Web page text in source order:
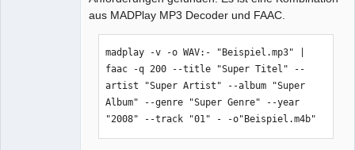
aus MADPlay MP3 Decoder und FAAC.
madplay -v -o WAV:- "Beispiel.mp3" |
faac -q 200 --title "Super Titel" --
artist "Super Artist" --album "Super
Album" --genre "Super Genre" --year
"2008" --track "01" - -o"Beispiel.m4b"